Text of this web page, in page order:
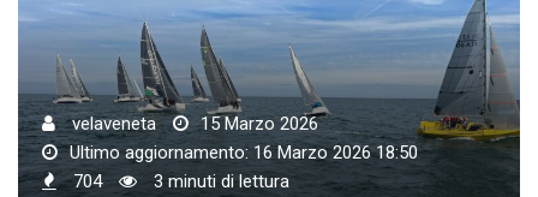
velaveneta
15 Marzo 2026
Ultimo aggiornamento: 16 Marzo 2026 18:50
704
3 minuti di lettura